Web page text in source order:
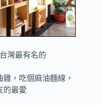
灣最有名的
，吃個麻油麵線，
的最愛